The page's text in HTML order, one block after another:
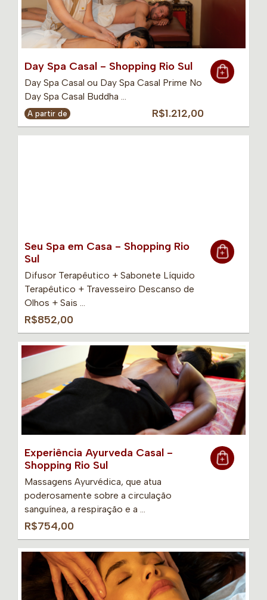
Day Spa Casal - Shopping Rio Sul
Day Spa Casal ou Day Spa Casal Prime No
Day Spa Casal Buddha …
A partir de R$1.212,00
Seu Spa em Casa - Shopping Rio
Sul
Difusor Terapêutico + Sabonete Líquido
Terapêutico + Travesseiro Descanso de
Olhos + Sais …
R$852,00
Experiência Ayurveda Casal -
Shopping Rio Sul
Massagens Ayurvédica, que atua
poderosamente sobre a circulação
sanguínea, a respiração e a …
R$754,00